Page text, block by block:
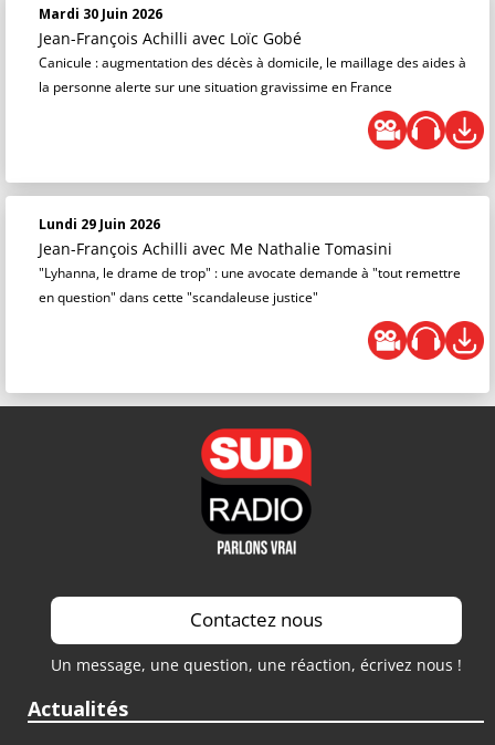
Mardi 30 Juin 2026
Jean-François Achilli avec Loïc Gobé
Canicule : augmentation des décès à domicile, le maillage des aides à
la personne alerte sur une situation gravissime en France
Lundi 29 Juin 2026
Jean-François Achilli avec Me Nathalie Tomasini
"Lyhanna, le drame de trop" : une avocate demande à "tout remettre
en question" dans cette "scandaleuse justice"
Contactez nous
Un message, une question, une réaction, écrivez nous !
Actualités